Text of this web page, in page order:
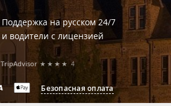
Поддержка на русском 24/7
и водители с лицензией
Безопасная оплата
TripAdvisor ★★★★ 4